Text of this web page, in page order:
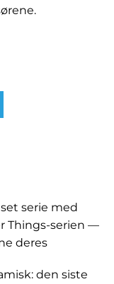
serie med
Things-serien —
deres
den siste